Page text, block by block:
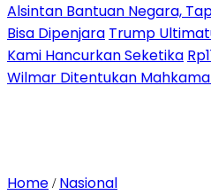
Alsintan Bantuan Negara,
Bisa Dipenjara Trump
Kami Hancurkan Seketika
Wilmar Ditentukan
Home / Nasional